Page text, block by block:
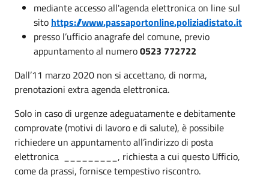
mediante accesso all'agenda elettronica on line sul
sito https://www.passaportonline.poliziadistato.it
presso l’ufficio anagrafe del comune, previo
appuntamento al numero0523 772722
Dall’11 marzo 2020 non si accettano, di norma,
prenotazioni extra agenda elettronica.
Solo in caso di urgenze adeguatamente e debitamente
comprovate (motivi di lavoro e di salute), è possibile
richiedere un appuntamento all’indirizzo di posta
elettronica _________, richiesta a cui questo Ufficio,
come da prassi, fornisce tempestivo riscontro.